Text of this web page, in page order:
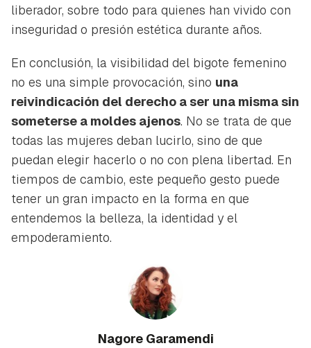
liberador, sobre todo para quienes han vivido con
inseguridad o presión estética durante años.
En conclusión, la visibilidad del bigote femenino
no es una simple provocación, sino una
reivindicación del derecho a ser una misma sin
someterse a moldes ajenos. No se trata de que
todas las mujeres deban lucirlo, sino de que
puedan elegir hacerlo o no con plena libertad. En
tiempos de cambio, este pequeño gesto puede
tener un gran impacto en la forma en que
entendemos la belleza, la identidad y el
empoderamiento.
Nagore Garamendi